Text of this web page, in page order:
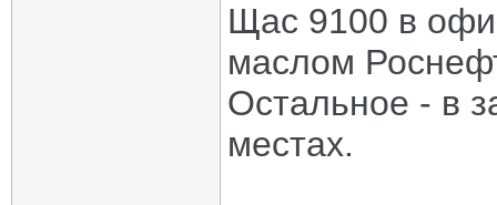
Щас 9100 в
маслом
Остальное - в
местах.